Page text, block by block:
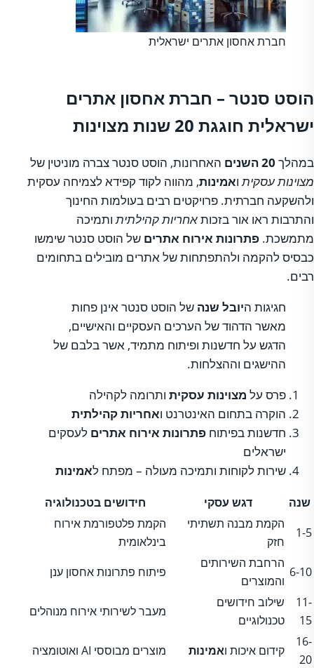
חברת אחסון אתרים ישראלית
הוסט סנטר – חברת אחסון אתרים
ישראלית חוגגת 20 שנות מצוינות
במהלך 20 השנים
האחרונות, הוסט סנטר צברה מוניטין של
מצוינות עסקיתואמינות, מהווה לקוד קפידא לצמיחה עסקית
ולהשקעה חברתית. פרויקטים רבים בעולמות החינוך
והתרבות ראו אור בזכותאחריות קהילתיתותמיכה
מתמשכת. פתרונות אירוח אתרים של הוסט סנטר שימשו
כבסיס להקמה ולהתפתחות של אתרים מובילים בתחומים
רבים.
חגיגות היובל שנה של הוסט סנטר אינן פחות
מאשר הדהוד של הערכים העסקיים והאישיים,
הדגש על חדשנות ופיתוח מתמיד, אשר בלבם של
ההישגים וההצלחות.
פרס על מצוינות עסקית ותרומה לקהילה
הוקרה בתחום האינטרנט ואחריות קהילתית
חדשנות בפיתוח פתרונות אירוח אתרים לעסקים
ישראלים
שירות לקוחות ותמיכה מעולה – מפתח לאמינות
שנה דגש עסקי
חידושים בטכנולוגיה
1-5
הקמת מבנה תשתיתי
חזק
הקמת פלטפורמת אירוח
בינלאומית
6-10
הרחבת השירותים
והמוצרים
פיתוח פתרונות אחסון ענן
11-
15
שילוב חידושים
טכנולוגיים
מעבר לשירותי אירוח מנוהלים
16-
20
קידום איכות ואמינות מוצרים מבוססי AI ואוטומציה